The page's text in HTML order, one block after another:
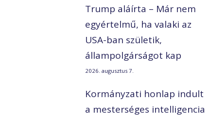
Trump aláírta – Már nem
egyértelmű, ha valaki az
USA-ban születik,
állampolgárságot kap
2026. augusztus 7.
Kormányzati honlap indult
a mesterséges intelligencia